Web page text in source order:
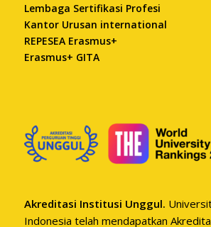
Lembaga Sertifikasi Profesi
Kantor Urusan international
REPESEA Erasmus+
Erasmus+ GITA
Akreditasi Institusi Unggul.
Indonesia telah mendapatkan